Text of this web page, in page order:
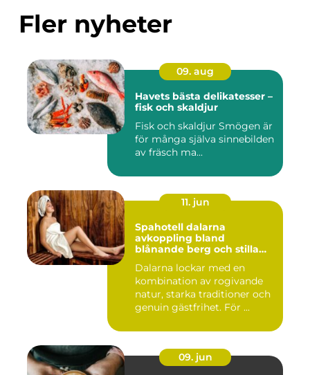
Fler nyheter
09. aug
Havets bästa delikatesser –
fisk och skaldjur
Fisk och skaldjur Smögen är
för många själva sinnebilden
av fräsch ma...
11. jun
Spahotell dalarna
avkoppling bland
blånande berg och stilla
Dalarna lockar med en
kombination av rogivande
natur, starka traditioner och
genuin gästfrihet. För ...
09. jun